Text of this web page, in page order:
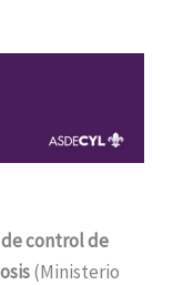
control de
(Ministerio